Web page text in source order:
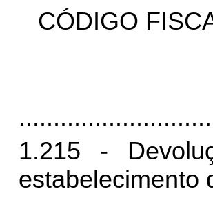
CÓDIGO
1.215 -
estabelecimento